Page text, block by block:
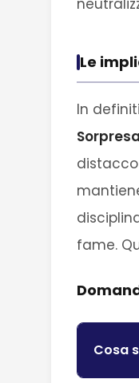
Le
In
Sorpresa
fame.
Cosa